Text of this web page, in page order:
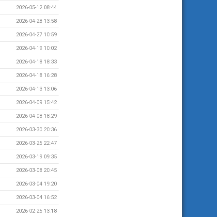
2026-05-12 08:44
2026-04-28 13:58
2026-04-27 10:59
2026-04-19 10:02
2026-04-18 18:33
2026-04-18 16:28
2026-04-13 13:06
2026-04-09 15:42
2026-04-08 18:29
2026-03-30 20:36
2026-03-25 22:47
2026-03-19 09:35
2026-03-08 20:45
2026-03-04 19:20
2026-03-04 16:52
2026-02-25 13:18